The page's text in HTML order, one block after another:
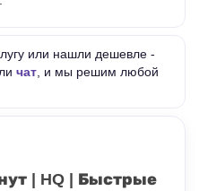
или нашли дешевле -
чат , и мы решим любой
| HQ | Быстрые